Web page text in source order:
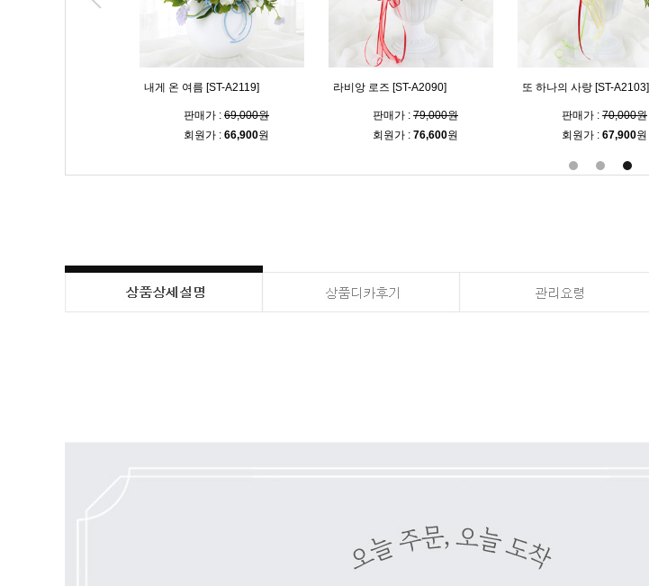
내게 온 여름 [ST-A2119]
판매가 : 69,000원
회원가 : 66,900원
라비앙 로즈 [ST-A2090]
판매가 : 79,000원
회원가 : 76,600원
또 하나의 사랑 [ST-A2103]
판매가 : 70,000원
회원가 : 67,900원